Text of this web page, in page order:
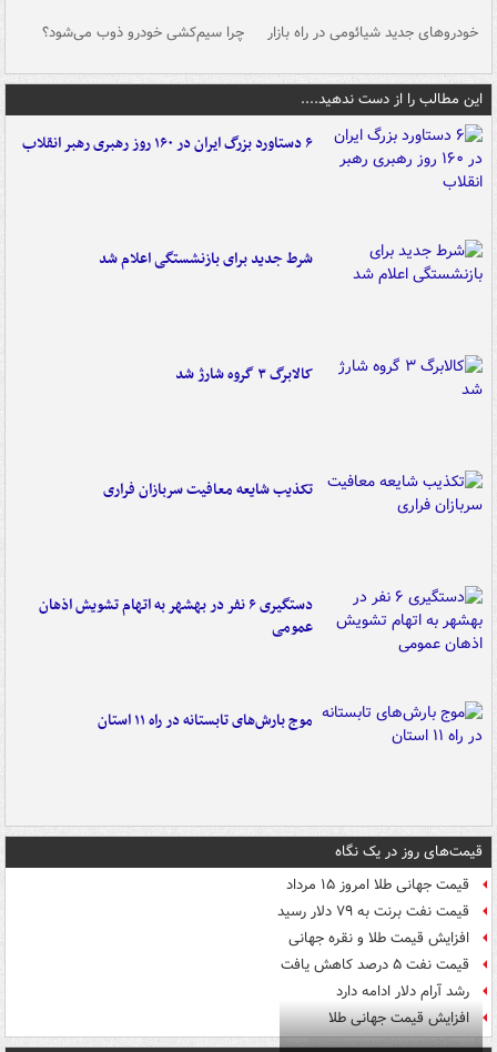
خودروهای جدید شیائومی در راه بازار چرا سیم‌کشی خودرو ذوب می‌شود؟
این مطالب را از دست ندهید....
۶ دستاورد بزرگ ایران در ۱۶۰ روز رهبری رهبر انقلاب
شرط جدید برای بازنشستگی اعلام شد
کالابرگ ۳ گروه شارژ شد
تکذیب شایعه معافیت سربازان فراری
دستگیری ۶ نفر در بهشهر به اتهام تشویش اذهان
عمومی
موج بارش‌های تابستانه در راه ۱۱ استان
قیمت‌های روز در یک نگاه
قیمت جهانی طلا امروز ۱۵ مرداد
قیمت نفت برنت به ۷۹ دلار رسید
افزایش قیمت طلا و نقره جهانی
قیمت نفت ۵ درصد کاهش یافت
رشد آرام دلار ادامه دارد
افزایش قیمت جهانی طلا